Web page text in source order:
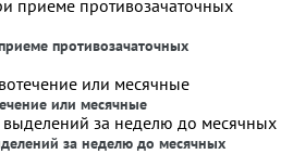
противозачаточных
или месячные
за неделю до месячных